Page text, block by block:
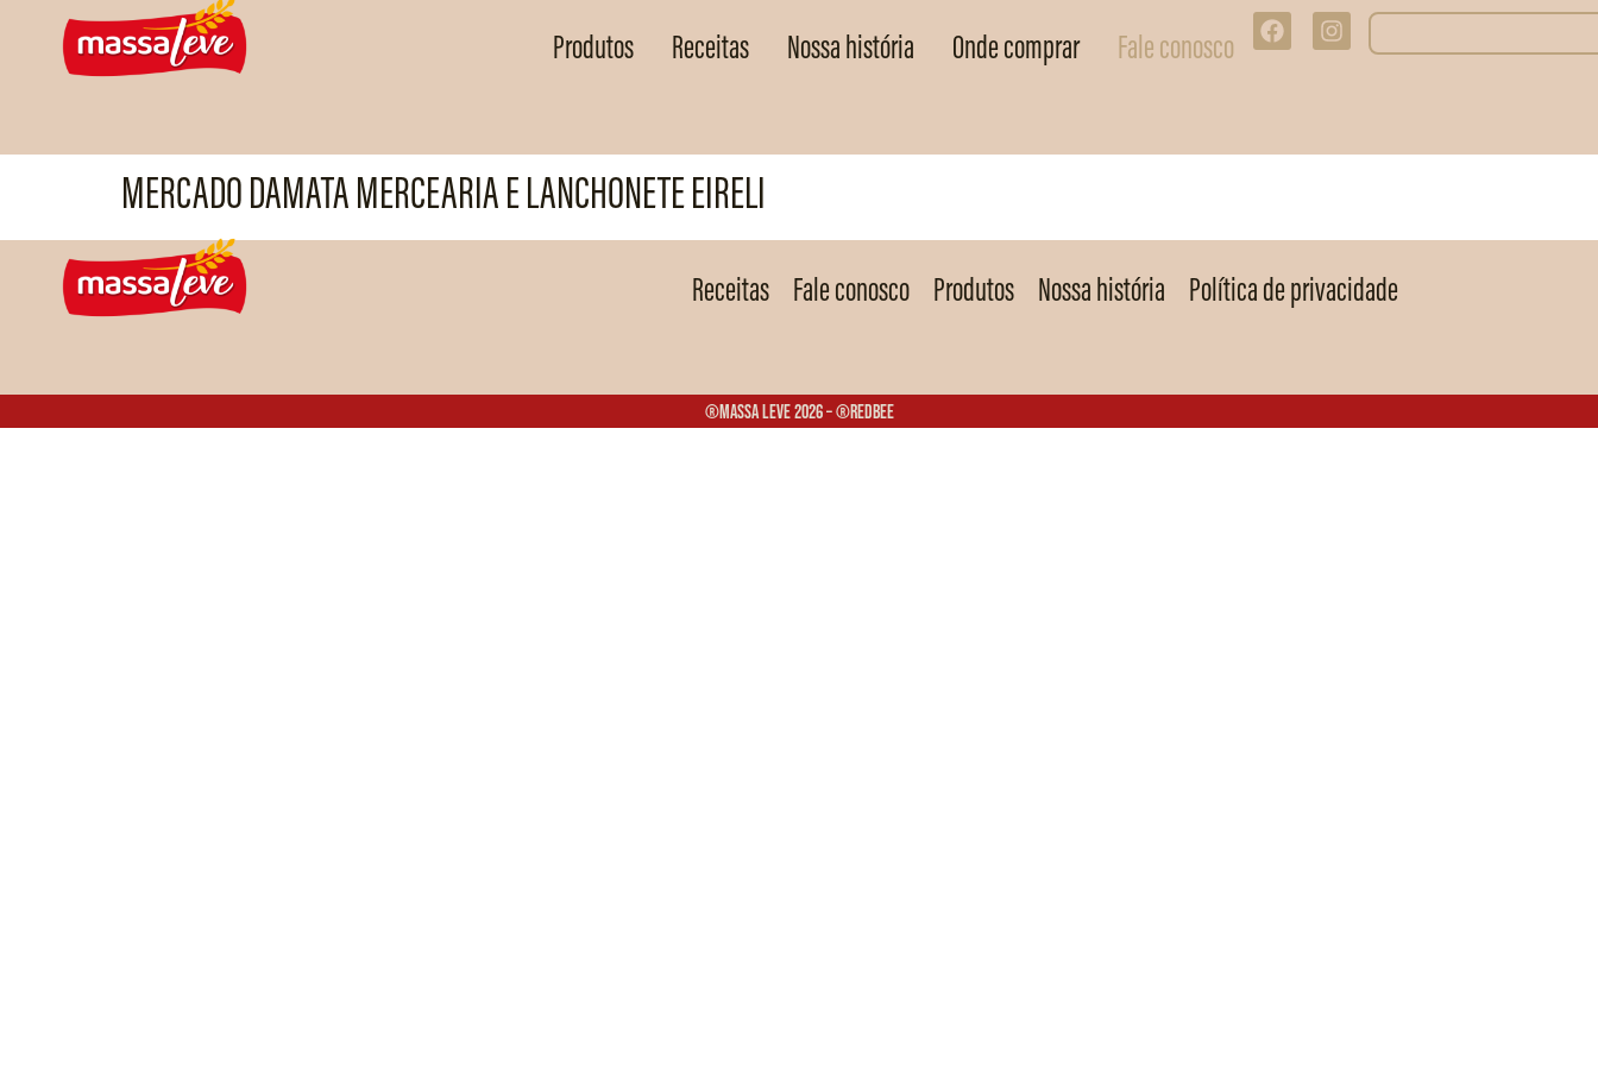
Produtos Receitas Nossa história Onde comprar Fale conosco
MERCADO DAMATA MERCEARIA E LANCHONETE EIRELI
Receitas Fale conosco Produtos Nossa história Política de privacidade
®Massa Leve 2026 – ®Redbee